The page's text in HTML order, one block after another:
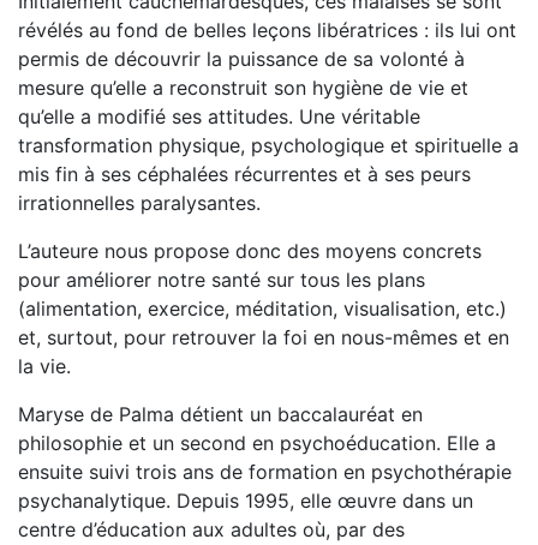
révélés au fond de belles leçons libératrices : ils lui ont
permis de découvrir la puissance de sa volonté à
mesure qu’elle a reconstruit son hygiène de vie et
qu’elle a modifié ses attitudes. Une véritable
transformation physique, psychologique et spirituelle a
mis fin à ses céphalées récurrentes et à ses peurs
irrationnelles paralysantes.
L’auteure nous propose donc des moyens concrets
pour améliorer notre santé sur tous les plans
(alimentation, exercice, méditation, visualisation, etc.)
et, surtout, pour retrouver la foi en nous-mêmes et en
la vie.
Maryse de Palma détient un baccalauréat en
philosophie et un second en psychoéducation. Elle a
ensuite suivi trois ans de formation en psychothérapie
psychanalytique. Depuis 1995, elle œuvre dans un
centre d’éducation aux adultes où, par des